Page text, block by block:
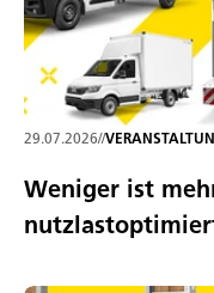
29.07.2026//
Weniger ist